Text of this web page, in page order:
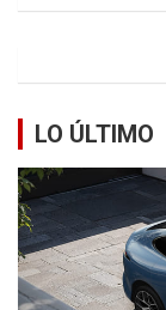
LO ÚLTIMO